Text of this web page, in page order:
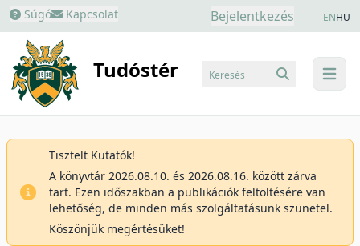
Súgó Kapcsolat Bejelentkezés ENHU
Tudóstér menu
Keresés
Tisztelt Kutatók!
A könyvtár 2026.08.10. és 2026.08.16. között zárva
tart. Ezen időszakban a publikációk feltöltésére van
lehetőség, de minden más szolgáltatásunk szünetel.
Köszönjük megértésüket!